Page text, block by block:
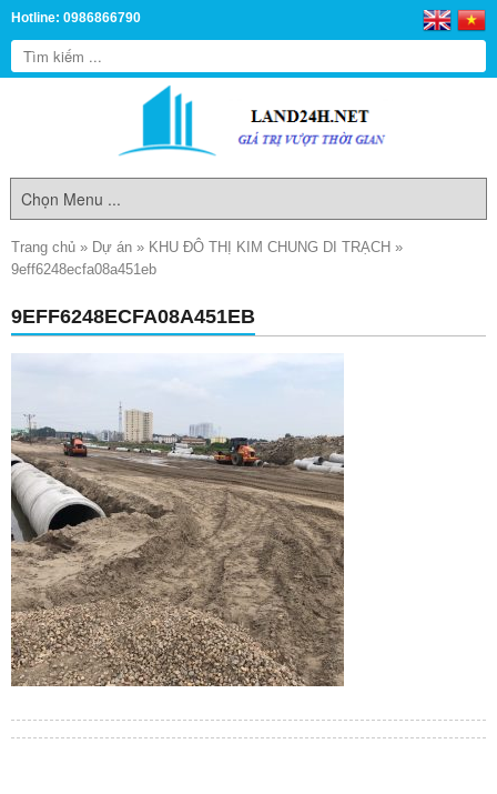
Hotline: 0986866790
Trang chủ » Dự án » KHU ĐÔ THỊ KIM CHUNG DI TRẠCH »
9eff6248ecfa08a451eb
9EFF6248ECFA08A451EB